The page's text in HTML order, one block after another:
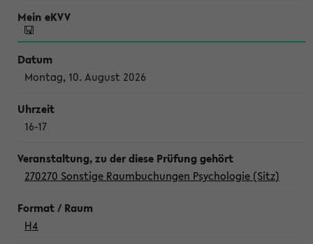
Montag, 10. August 2026
16-17
270270 Sonstige Raumbuchungen Psychologie (Sitz)
H4